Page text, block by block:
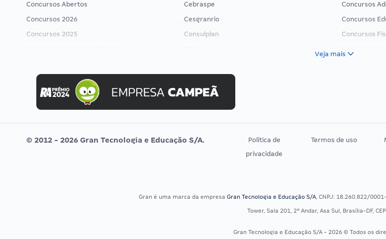
Concursos Abertos
Concursos 2026
Concursos 2025
Concurso MPU
Editais publicados
Cebraspe
Cesgranrio
Consulplan
Selecon
Uniase
Vunesp
Concursos
Concursos
Concursos
Residência
Veja mais
© 2012 - 2026 Gran Tecnologia e Educação S/A.
Política de
privacidade
Termos de uso
Gran é uma marca da empresaGran Tecnologia e Educação S/A, CNPJ: 18.260.822/
Tower, Sala 201, 2º Andar, Asa Sul, Brasília-DF,
Gran Tecnologia e Educação S/A - 2026 © Todos os